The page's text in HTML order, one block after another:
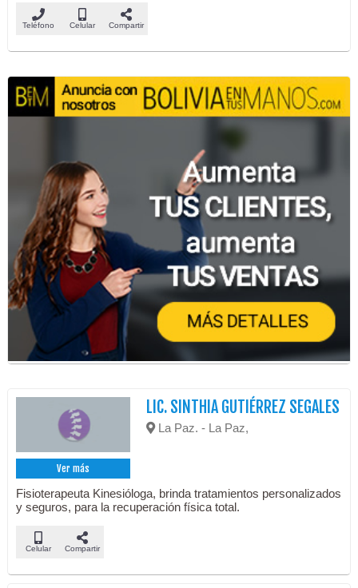
Teléfono Celular Compartir
Ver más
LIC. SINTHIA GUTIÉRREZ SEGALES
La Paz. - La Paz,
Fisioterapeuta Kinesióloga, brinda tratamientos personalizados
y seguros, para la recuperación física total.
Celular Compartir